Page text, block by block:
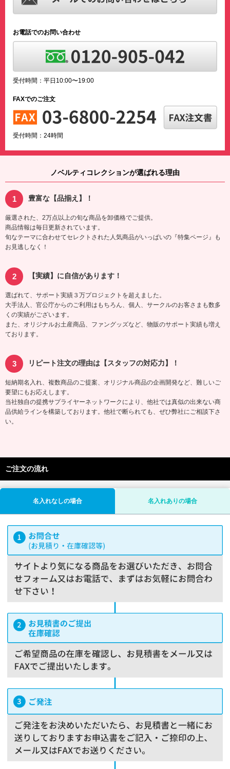
お電話でのお問い合わせ
受付時間：平日10:00〜19:00
FAXでのご注文
受付時間：24時間
ノベルティコレクションが選ばれる理由
豊富な【品揃え】！
厳選された、2万点以上の旬な商品を卸価格でご提供。
商品情報は毎日更新されています。
旬なテーマに合わせてセレクトされた人気商品がいっぱいの『特集ページ』も
お見逃しなく！
【実績】に自信があります！
選ばれて、サポート実績３万プロジェクトを超えました。
大手法人、官公庁からのご利用はもちろん、個人、サークルのお客さまも数多
くの実績がございます。
また、オリジナルお土産商品、ファングッズなど、物販のサポート実績も増え
ております。
リピート注文の理由は【スタッフの対応力】！
短納期名入れ、複数商品のご提案、オリジナル商品の企画開発など、難しいご
要望にもお応えします。
当社独自の提携サプライヤーネットワークにより、他社では真似の出来ない商
品供給ラインを構築しております。他社で断られても、ぜひ弊社にご相談下さ
い。
ご注文の流れ
名入れなしの場合 名入れありの場合